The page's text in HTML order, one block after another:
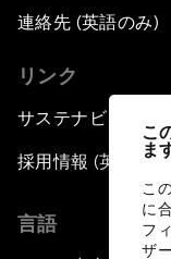
こ
ま
こ
に
フ
ザ
連絡先 (英語のみ)
リンク
サステナビリティ
採用情報 (英語のみ)
言語